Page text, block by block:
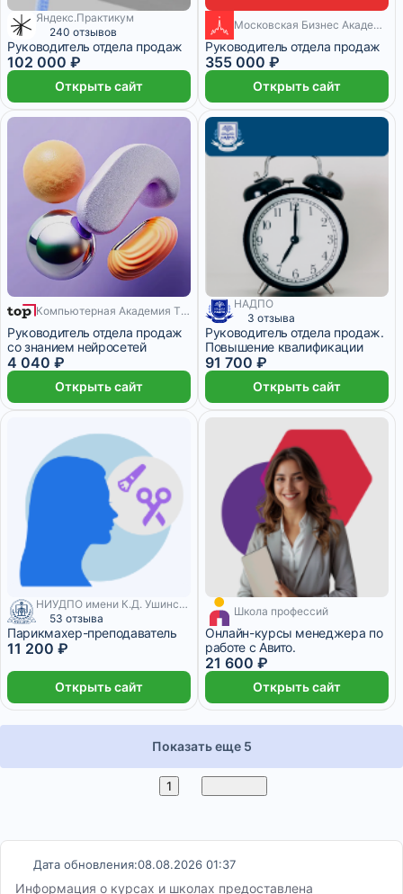
4 164 ₽/мес
Яндекс.Практикум
240 отзывов
Руководитель отдела продаж
102 000 ₽
Открыть сайт
18 месяцев Московская Бизнес Академия
Руководитель отдела продаж
355 000 ₽
Открыть сайт
6 месяцев Компьютерная Академия TOP
Руководитель отдела продаж
со знанием нейросетей
4 040 ₽
Открыть сайт
НАДПО
3 отзыва
Руководитель отдела продаж.
Повышение квалификации
91 700 ₽
Открыть сайт
НИУДПО имени К.Д. Ушинского
53 отзыва
Парикмахер-преподаватель
11 200 ₽
Открыть сайт
Школа профессий
Онлайн-курсы менеджера по
работе с Авито.
21 600 ₽
Открыть сайт
Показать еще 5
1
Дата обновления:08.08.2026 01:37
Информация о курсах и школах предоставлена